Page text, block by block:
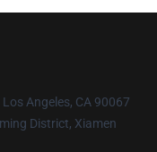
Angeles, CA 90067
District, Xiamen